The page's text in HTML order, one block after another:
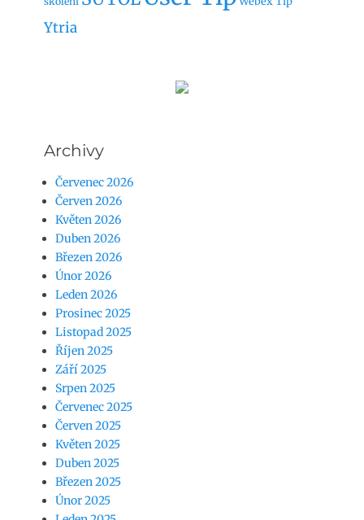
Ytria
Archivy
Červenec 2026
Červen 2026
Květen 2026
Duben 2026
Březen 2026
Únor 2026
Leden 2026
Prosinec 2025
Listopad 2025
Říjen 2025
Září 2025
Srpen 2025
Červenec 2025
Červen 2025
Květen 2025
Duben 2025
Březen 2025
Únor 2025